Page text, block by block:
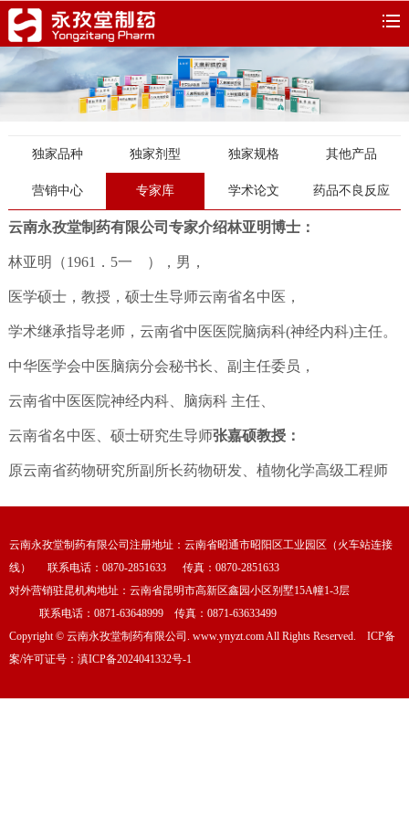
独家品种 独家剂型 独家规格 其他产品
营销中心 专家库 学术论文 药品不良反应
云南永孜堂制药有限公司专家介绍林亚明博士：
林亚明（1961．5一 ），男，
医学硕士，教授，硕士生导师云南省名中医，
学术继承指导老师， 云南省中医医院脑病科(神经内科)主任。
中华医学会中医脑病分会秘书长、副主任委员，
云南省中医医院神经内科、脑病科 主任、
云南省名中医、硕士研究生导师张嘉硕教授：
原云南省药物研究所副所长药物研发、植物化学高级工程师
云南永孜堂制药有限公司注册地址：云南省昭通市昭阳区工业园区（火车站连接
线） 联系电话：0870-2851633 传真：0870-2851633
对外营销驻昆机构地址：云南省昆明市高新区鑫园小区别墅15A幢1-3层
联系电话：0871-63648999 传真：0871-63633499
Copyright © 云南永孜堂制药有限公司. www.ynyzt.com All Rights Reserved. ICP备
案/许可证号： 滇ICP备2024041332号-1